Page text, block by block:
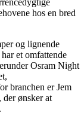
hos en bred
og lignende
et omfattende
Osram Night
branchen er Jem
ønsker at